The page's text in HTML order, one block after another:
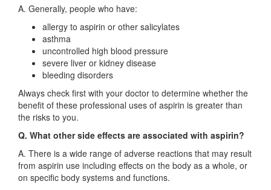
A. Generally, people who have:
allergy to aspirin or other salicylates
asthma
uncontrolled high blood pressure
severe liver or kidney disease
bleeding disorders
Always check first with your doctor to determine whether the
benefit of these professional uses of aspirin is greater than
the risks to you.
Q. What other side effects are associated with aspirin?
A. There is a wide range of adverse reactions that may result
from aspirin use including effects on the body as a whole, or
on specific body systems and functions.